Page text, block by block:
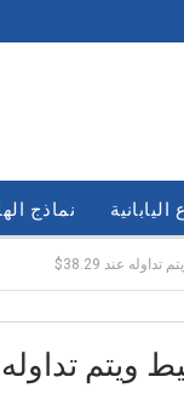
اليابانية نماذج
عند 38.29$
عند